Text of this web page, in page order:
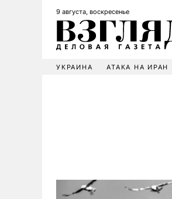
9 августа, воскресенье
УКРАИНА АТАКА НА ИРАН